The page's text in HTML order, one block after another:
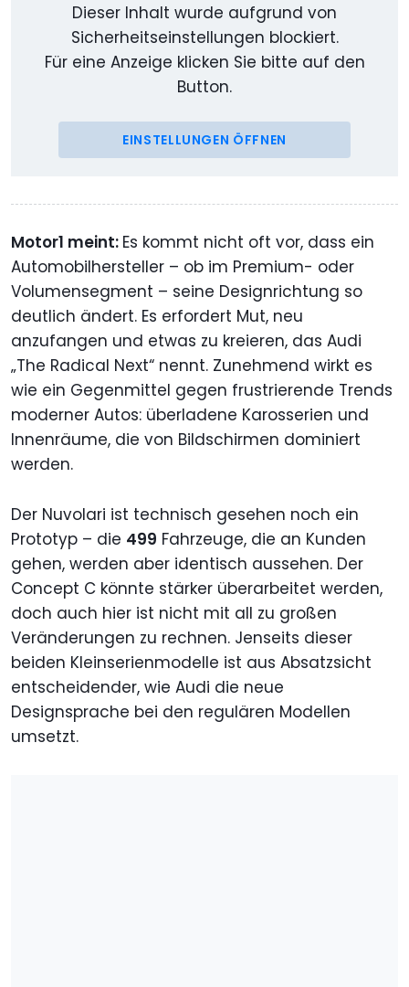
Dieser Inhalt wurde aufgrund von
Sicherheitseinstellungen blockiert.
Für eine Anzeige klicken Sie bitte auf den
Button.
EINSTELLUNGEN ÖFFNEN
Motor1 meint: Es kommt nicht oft vor, dass ein
Automobilhersteller – ob im Premium- oder
Volumensegment – seine Designrichtung so
deutlich ändert. Es erfordert Mut, neu
anzufangen und etwas zu kreieren, das Audi
„The Radical Next“ nennt. Zunehmend wirkt es
wie ein Gegenmittel gegen frustrierende Trends
moderner Autos: überladene Karosserien und
Innenräume, die von Bildschirmen dominiert
werden.
Der Nuvolari ist technisch gesehen noch ein
Prototyp – die 499 Fahrzeuge, die an Kunden
gehen, werden aber identisch aussehen. Der
Concept C könnte stärker überarbeitet werden,
doch auch hier ist nicht mit all zu großen
Veränderungen zu rechnen. Jenseits dieser
beiden Kleinserienmodelle ist aus Absatzsicht
entscheidender, wie Audi die neue
Designsprache bei den regulären Modellen
umsetzt.